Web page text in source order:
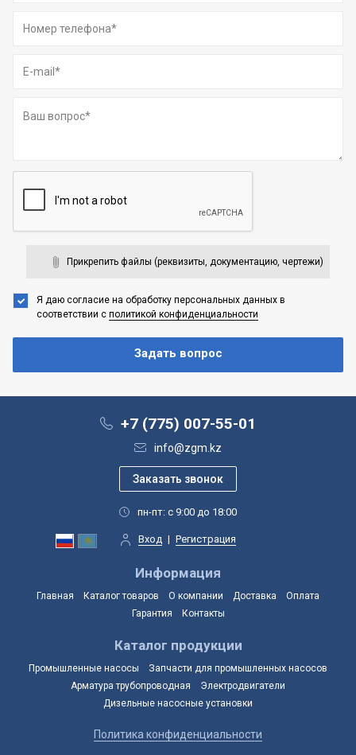
Прикрепить файлы (реквизиты, документацию, чертежи)
Я даю согласие на обработку персональных данных в
соответствии с политикой конфиденциальности
+7 (775) 007-55-01
info@zgm.kz
пн-пт: с 9:00 до 18:00
Вход | Регистрация
Информация
Главная Каталог товаров О компании Доставка
Оплата
Гарантия
Контакты
Каталог продукции
Промышленные насосы
Запчасти для промышленных насосов
Арматура трубопроводная
Электродвигатели
Дизельные насосные установки
Политика конфиденциальности